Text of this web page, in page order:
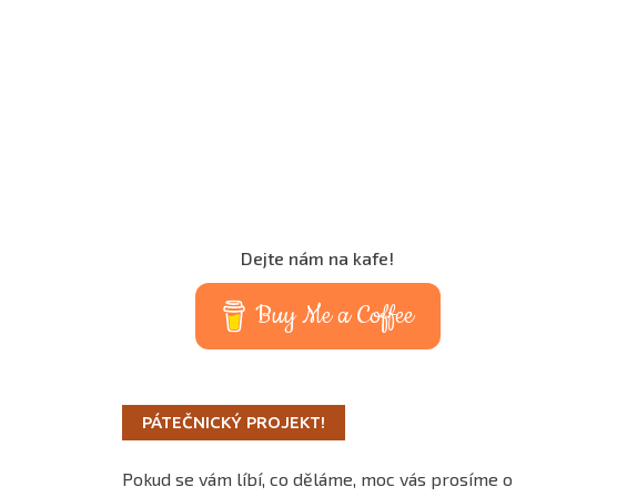
Dejte nám na kafe!
Buy Me a Coffee
PÁTEČNICKÝ PROJEKT!
Pokud se vám líbí, co děláme, moc vás prosíme o